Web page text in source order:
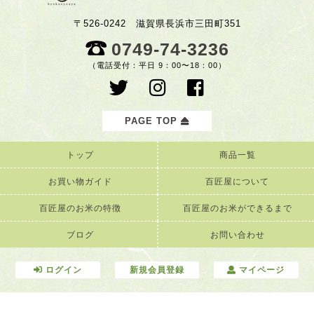
〒526-0242 滋賀県長浜市三田町351
0749-74-3236
（電話受付：平日 9：00〜18：00）
PAGE TOP
トップ 商品一覧
お買い物ガイド 百匠屋について
百匠屋のお米の特徴 百匠屋のお米ができるまで
ブログ お問い合わせ
ログイン 新規会員登録 マイページ